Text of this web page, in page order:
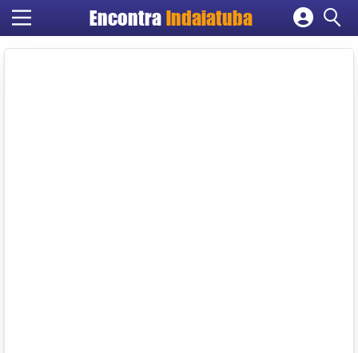
Encontra Indaiatuba
Cadastrar empresa